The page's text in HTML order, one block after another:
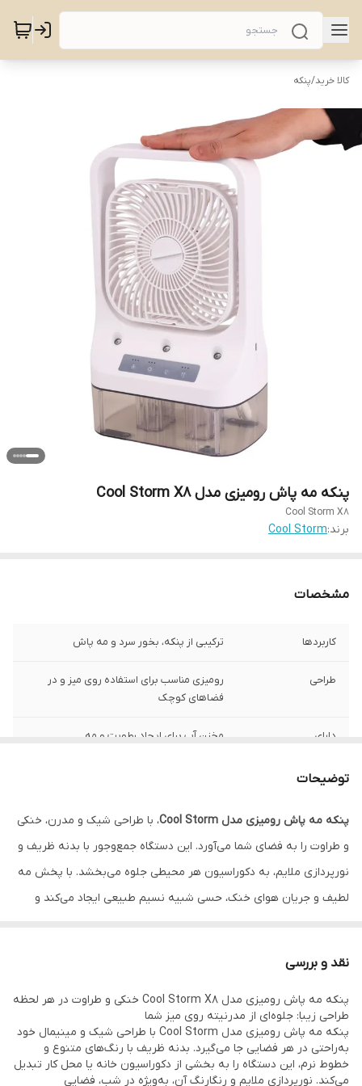
کالا خرید/پنکه
پنکه مه پاش رومیزی مدل Cool Storm X8
Cool Storm X8
برند:Cool Storm
مشخصات
کاربردها ترکیبی از پنکه، بخور سرد و مه پاش
طراحی
رومیزی مناسب برای استفاده روی میز و در
فضاهای کوچک
دارای مخزن آب برای ایجاد رطوبت و مه
منبع تغذیه
ابعاد تقریبی 20 * 11.9 * 34 سانتی‌متر
توضیحات
پنکه مه پاش رومیزی مدل Cool Storm
، با طراحی شیک و مدرن، خنکی
و طراوت را به فضای شما می‌آورد. این دستگاه جمع‌وجور با بدنه ظریف و
نورپردازی ملایم، به دکوراسیون هر محیطی جلوه می‌بخشد. با پخش مه
لطیف و جریان هوای خنک، حسی شبیه نسیم طبیعی ایجاد می‌کند و
بالکن تبدیل کرده است. این پنکه نه‌تنها گرما را کاهش می‌دهد، بلکه با
حفظ رطوبت، محیطی سالم‌تر فراهم می‌کند. Cool Storm لحظات روزمره
را به تجربه‌ای دلپذیر و آرامش‌بخش تبدیل می‌نماید.
نقد و بررسی
پنکه مه پاش رومیزی مدل Cool Storm X8 خنکی و طراوت در هر لحظه
طراحی زیبا: جلوه‌ای از مدرنیته روی میز شما
پنکه مه پاش رومیزی مدل Cool Storm با طراحی شیک و مینیمال خود
به‌راحتی در هر فضایی جا می‌گیرد. بدنه ظریف با رنگ‌های متنوع و
خطوط نرم، این دستگاه را به بخشی از دکوراسیون خانه یا محل کار تبدیل
می‌کند. نورپردازی ملایم و رنگارنگ آن، به‌ویژه در شب، فضایی